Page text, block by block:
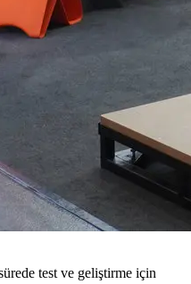
test ve geliştirme için